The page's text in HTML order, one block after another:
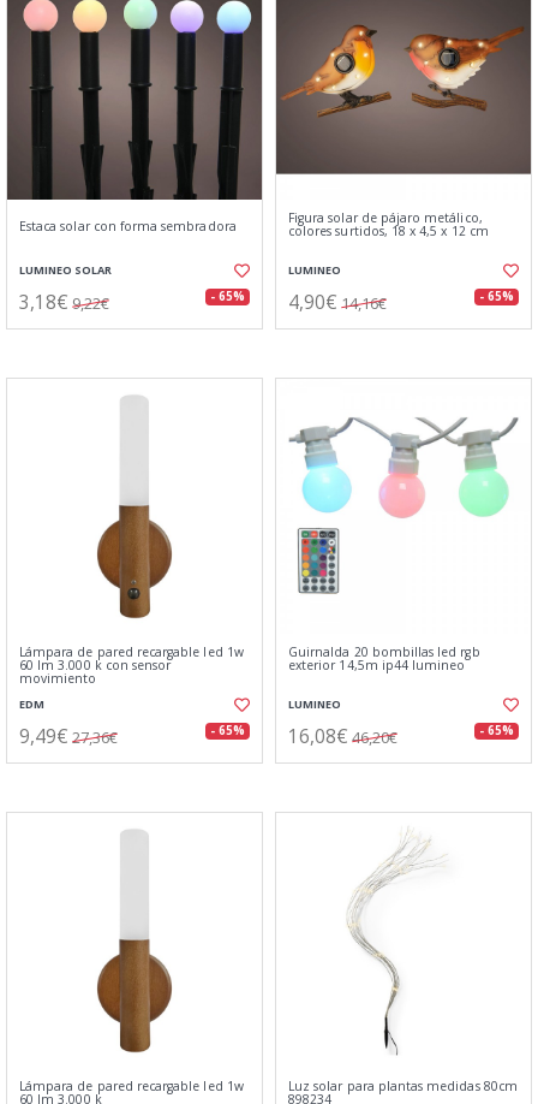
Estaca solar con forma sembradora
LUMINEO SOLAR
3,18€ 9,22€ - 65%
Figura solar de pájaro metálico,
colores surtidos, 18 x 4,5 x 12 cm
LUMINEO
4,90€ 14,16€ - 65%
Lámpara de pared recargable led 1w
60 lm 3.000 k con sensor
movimiento
EDM
9,49€ 27,36€ - 65%
Guirnalda 20 bombillas led rgb
exterior 14,5m ip44 lumineo
LUMINEO
16,08€ 46,20€ - 65%
Lámpara de pared recargable led 1w
60 lm 3.000 k
Luz solar para plantas medidas 80cm
898234